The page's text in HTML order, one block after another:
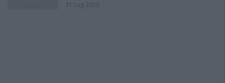
31 Lug 2026